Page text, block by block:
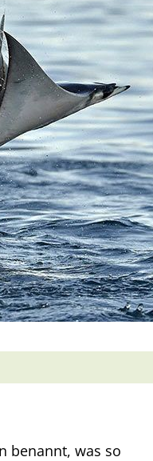
benannt, was so